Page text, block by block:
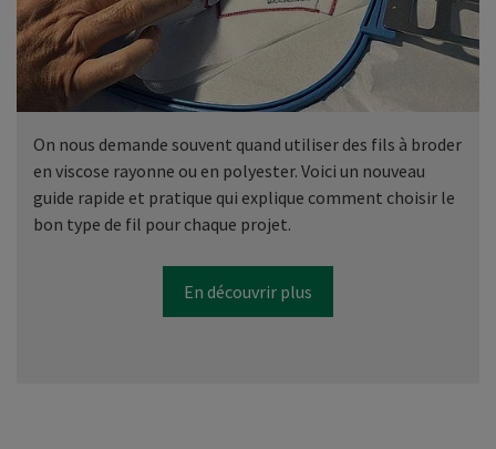
On nous demande souvent quand utiliser des fils à broder
en viscose rayonne ou en polyester. Voici un nouveau
guide rapide et pratique qui explique comment choisir le
bon type de fil pour chaque projet.
En découvrir plus